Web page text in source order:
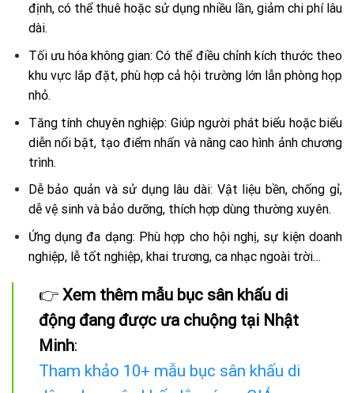
định, có thể thuê hoặc sử dụng nhiều lần, giảm chi phí lâu
dài.
Tối ưu hóa không gian: Có thể điều chỉnh kích thước theo
khu vực lắp đặt, phù hợp cả hội trường lớn lẫn phòng họp
nhỏ.
Tăng tính chuyên nghiệp: Giúp người phát biểu hoặc biểu
diễn nổi bật, tạo điểm nhấn và nâng cao hình ảnh chương
trình.
Dễ bảo quản và sử dụng lâu dài: Vật liệu bền, chống gỉ,
dễ vệ sinh và bảo dưỡng, thích hợp dùng thường xuyên.
Ứng dụng đa dạng: Phù hợp cho hội nghị, sự kiện doanh
nghiệp, lễ tốt nghiệp, khai trương, ca nhạc ngoài trời…
👉 Xem thêm mẫu bục sân khấu di
động đang được ưa chuộng tại Nhật
Minh:
Tham khảo 10+ mẫu bục sân khấu di